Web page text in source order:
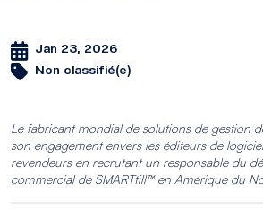
Jan 23, 2026
Non classifié(e)
Le fabricant mondial de solutions de gestion
son engagement envers les éditeurs de
revendeurs en recrutant un responsable du
commercial de SMARTtill™ en Amérique du